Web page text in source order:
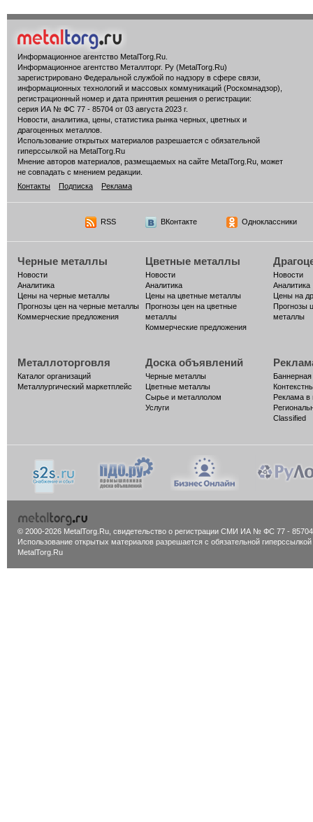
Информационное агентство MetalTorg.Ru
Информационное агентство Металлторг. Ру (MetalTorg.Ru)
зарегистрировано Федеральной службой по надзору в сфере связи,
информационных технологий и массовых коммуникаций (Роскомнадзор),
регистрационный номер и дата принятия решения о регистрации:
серия ИА № ФС 77 - 85704 от 03 августа 2023 г.
Новости, аналитика, цены, статистика рынка черных, цветных и
драгоценных металлов.
Использование открытых материалов разрешается с обязательной
гиперссылкой на MetalTorg.Ru
Мнение авторов материалов, размещаемых на сайте MetalTorg.Ru, может
не совпадать с мнением редакции.
Контакты
Подписка Реклама
RSS ВКонтакте Одноклассники
Черные металлы
Новости
Аналитика
Цены на черные металлы
Прогнозы цен на черные металлы
Коммерческие предложения
Цветные металлы
Новости
Аналитика
Цены на цветные металлы
Прогнозы цен на цветные
металлы
Коммерческие предложения
Новости
Аналитика
Цены на
Прогнозы
металлы
Металлоторговля
Каталог организаций
Металлургический маркетплейс
Доска объявлений
Черные металлы
Цветные металлы
Сырье и металлолом
Услуги
Реклама в
Classified
© 2000-2026 MetalTorg.Ru, cвидетельство о регистрации СМИ ИА № ФС 77 - 85704
Использование открытых материалов разрешается с обязательной гиперссылкой
MetalTorg.Ru